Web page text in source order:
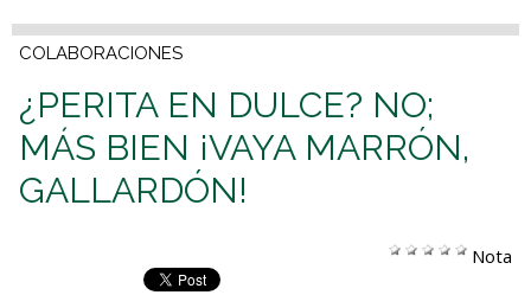
COLABORACIONES
¿PERITA EN DULCE? NO;
MÁS BIEN ¡VAYA MARRÓN,
GALLARDÓN!
Nota